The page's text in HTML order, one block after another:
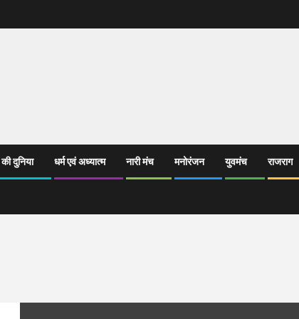
दुनिया धर्म एवं अध्यात्म नारी मंच मनोरंजन युवमंच राजराग